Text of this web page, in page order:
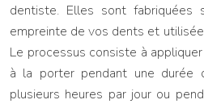
dentiste. Elles sont fabriquées
empreinte de vos dents et
Le processus consiste à
à la porter pendant une durée
plusieurs heures par jour ou